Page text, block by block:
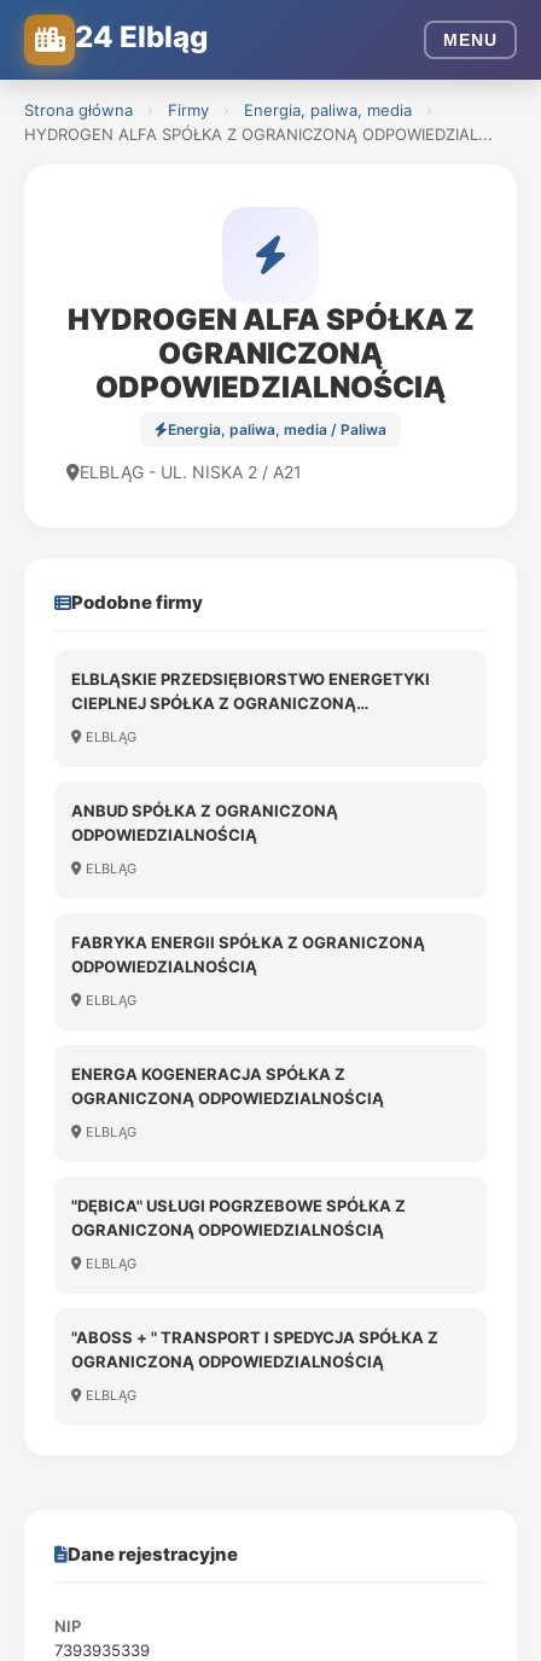
24 Elbląg MENU
Strona główna › Firmy › Energia, paliwa, media
›
HYDROGEN ALFA SPÓŁKA Z OGRANICZONĄ ODPOWIEDZIAL...
HYDROGEN ALFA SPÓŁKA Z
OGRANICZONĄ
ODPOWIEDZIALNOŚCIĄ
Energia, paliwa, media / Paliwa
ELBLĄG - UL. NISKA 2 / A21
Podobne firmy
ELBLĄSKIE PRZEDSIĘBIORSTWO ENERGETYKI
CIEPLNEJ SPÓŁKA Z OGRANICZONĄ
ODPOWIEDZIALNOŚCIĄ
ELBLĄG
ANBUD SPÓŁKA Z OGRANICZONĄ
ODPOWIEDZIALNOŚCIĄ
ELBLĄG
FABRYKA ENERGII SPÓŁKA Z OGRANICZONĄ
ODPOWIEDZIALNOŚCIĄ
ELBLĄG
ENERGA KOGENERACJA SPÓŁKA Z
OGRANICZONĄ ODPOWIEDZIALNOŚCIĄ
ELBLĄG
"DĘBICA" USŁUGI POGRZEBOWE SPÓŁKA Z
OGRANICZONĄ ODPOWIEDZIALNOŚCIĄ
ELBLĄG
"ABOSS + " TRANSPORT I SPEDYCJA SPÓŁKA Z
OGRANICZONĄ ODPOWIEDZIALNOŚCIĄ
ELBLĄG
Dane rejestracyjne
NIP
7393935339